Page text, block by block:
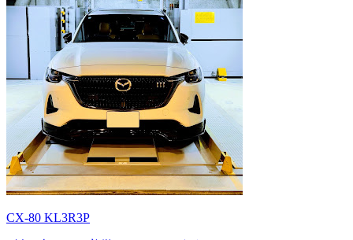
CX-80 KL3R3P